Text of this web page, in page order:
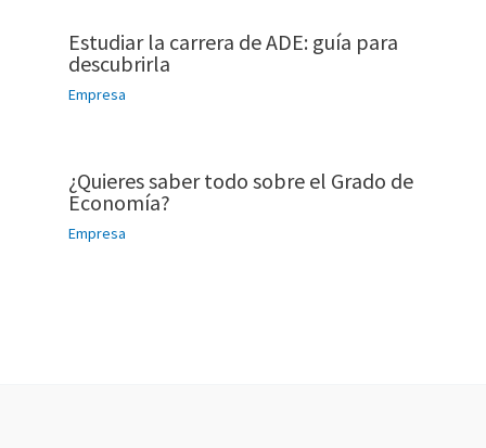
Estudiar la carrera de ADE: guía para
descubrirla
Empresa
¿Quieres saber todo sobre el Grado de
Economía?
Empresa